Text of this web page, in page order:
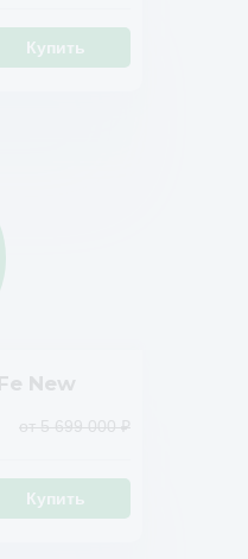
Купить
New
от 5 699 000 ₽
Купить